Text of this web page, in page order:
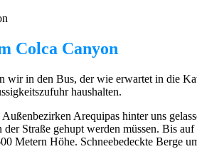
Colca Canyon
wir in den Bus, der wie erwartet in die
haushalten.
Arequipas hinter uns
Straße gehupt werden müssen. Bis auf
Metern Höhe. Schneebedeckte Berge